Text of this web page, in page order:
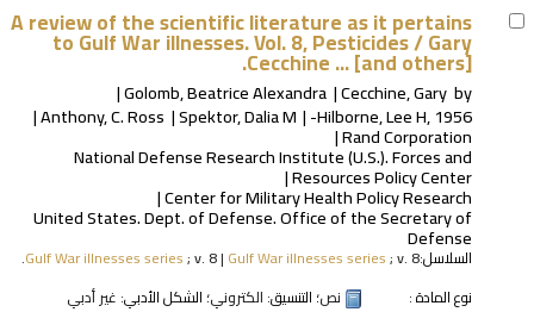
A review of the scientific literature as it pertains
to Gulf War illnesses. Vol. 8, Pesticides /Gary
Cecchine ... [and others].
by
Cecchine, Gary
Golomb, Beatrice Alexandra
Hilborne, Lee H, 1956-
Spektor, Dalia M
Anthony, C. Ross
Rand Corporation
National Defense Research Institute (U.S.). Forces and
Resources Policy Center
Center for Military Health Policy Research
United States. Dept. of Defense. Office of the Secretary of
Defense
السلاسل: Gulf War illnesses series; v. 8| Gulf War illnesses series; v. 8.
نوع المادة :
نص؛ التنسيق: الكتروني؛ الشكل الأدبي: غير أدبي